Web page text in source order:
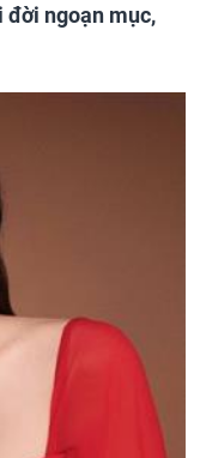
đời ngoạn mục,